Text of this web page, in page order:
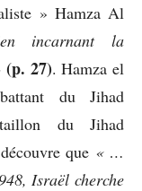
» Hamza Al
incarnant la
(p. 27). Hamza el
du Jihad
du Jihad
que « …
Israël cherche